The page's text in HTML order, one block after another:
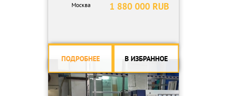
1 880 000 RUB
Москва
ПОДРОБНЕЕ В ИЗБРАННОЕ